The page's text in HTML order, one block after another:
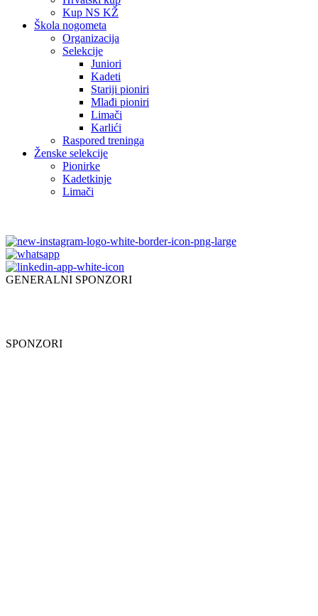
Kup NS KŽ
Škola nogometa
Organizacija
Selekcije
Juniori
Kadeti
Stariji pioniri
Mlađi pioniri
Limači
Karlići
Raspored treninga
Ženske selekcije
Pionirke
Kadetkinje
Limači
GENERALNI SPONZORI
SPONZORI